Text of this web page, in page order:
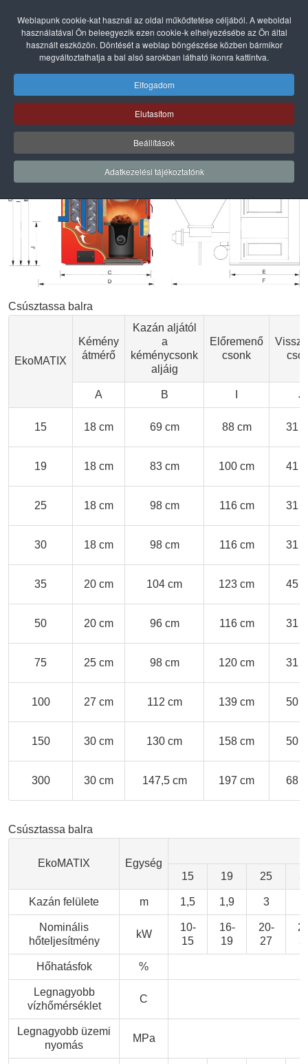
Matix MAX (250-300kW) tervezői segédlet
Tervezői segédlet letöltése itt
Csúsztassa balra
EkoMATIX
Kémény
átmérő
Kazán aljától
a
kéménycsonk
aljáig
Előremenő
csonk
A B J
15 18 cm 69 cm 88 cm 31
19 18 cm 83 cm 100 cm 41
25 18 cm 98 cm 116 cm 31
30 18 cm 98 cm 116 cm 31
35 20 cm 104 cm 123 cm 45
50 20 cm 96 cm 116 cm 31
75 25 cm 98 cm 120 cm 31
100 27 cm 112 cm 139 cm 50
150 30 cm 130 cm 158 cm 50
300 30 cm 147,5 cm 197 cm 68
Csúsztassa balra
EkoMATIX
Egység
15
19 25
Kazán felülete m 1,5 1,9 3
Nominális
hőteljesítmény
kW
10-
15
16-
19
20-
27
Hőhatásfok %
Legnagyobb
vízhőmérséklet
C
Legnagyobb üzemi
nyomás
MPa
Weblapunk cookie-kat használ az oldal működtetése céljából. A weboldal
használatával Ön beleegyezik ezen cookie-k elhelyezésébe az Ön által
használt eszközön. Döntését a weblap böngészése közben bármikor
megváltoztathatja a bal alsó sarokban látható ikonra kattintva.
Elfogadom
Elutasítom
Beállítások
Adatkezelési tájékoztatónk